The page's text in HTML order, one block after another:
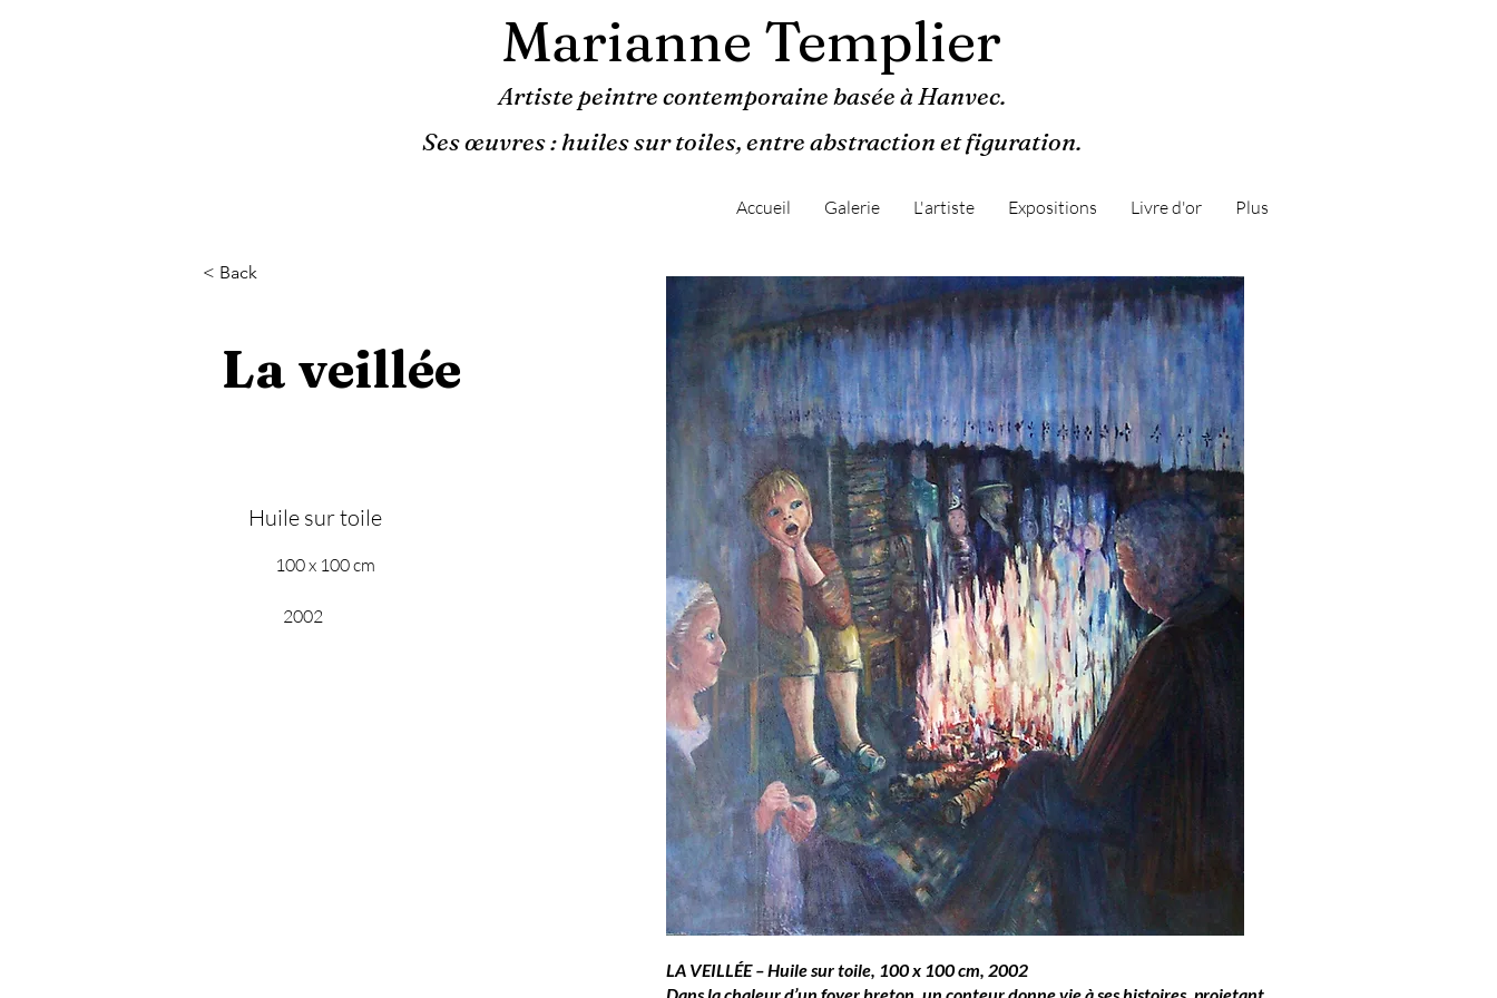
Marianne Templier
Artiste peintre contemporaine basée à Hanvec.
Ses œuvres : huiles sur toiles, entre abstraction et figuration.
Accueil Galerie L'artiste Expositions Livre d'or Plus
< Back
La veillée
Huile sur toile
100 x 100 cm
2002
LA VEILLÉE – Huile sur toile, 100 x 100 cm, 2002